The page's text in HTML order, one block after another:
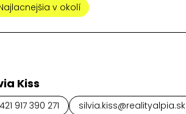
v okolí
Kiss
917 390 271 silvia.kiss@realityalpia.sk